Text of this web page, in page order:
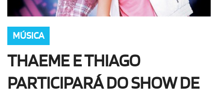
MÚSICA
THAEME E THIAGO
PARTICIPARÁ DO SHOW DE